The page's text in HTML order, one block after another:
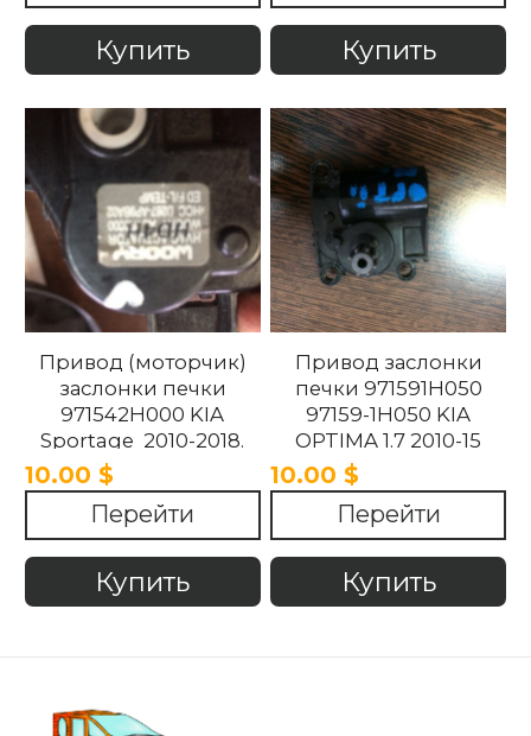
Купить Купить
Привод (моторчик)
заслонки печки
971542H000 KIA
Sportage 2010-2018.
10.00 $
Перейти
Купить
Привод заслонки
печки 971591H050
97159-1H050 KIA
OPTIMA 1.7 2010-15
10.00 $
Перейти
Купить